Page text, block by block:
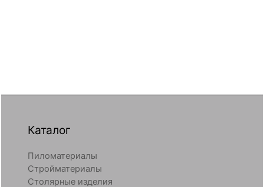
Каталог
Пиломатериалы
Стройматериалы
Столярные изделия